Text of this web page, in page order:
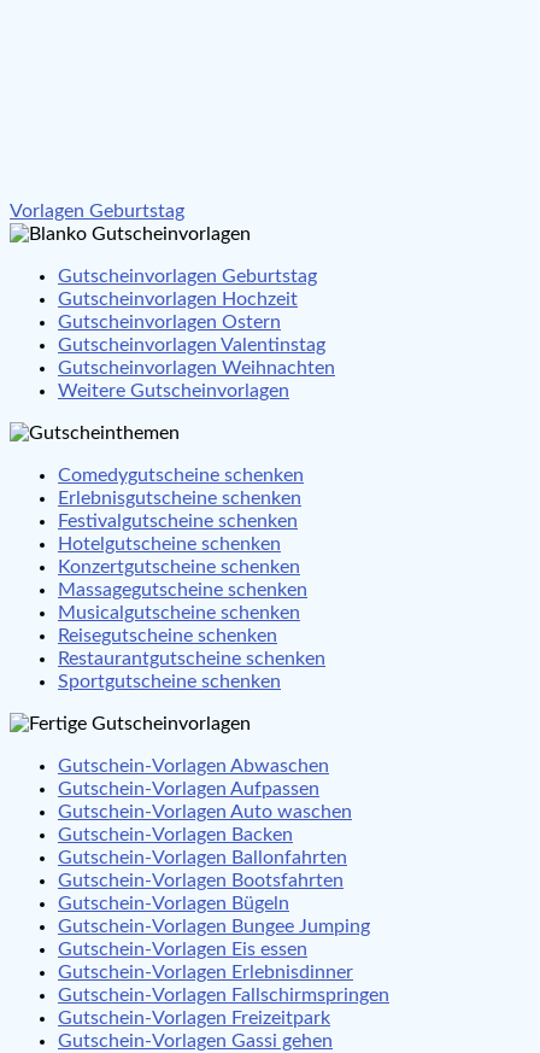
Beitragsnavigation
Vorlagen Geburtstag
Gutscheinvorlagen Geburtstag
Gutscheinvorlagen Hochzeit
Gutscheinvorlagen Ostern
Gutscheinvorlagen Valentinstag
Gutscheinvorlagen Weihnachten
Weitere Gutscheinvorlagen
Comedygutscheine schenken
Erlebnisgutscheine schenken
Festivalgutscheine schenken
Hotelgutscheine schenken
Konzertgutscheine schenken
Massagegutscheine schenken
Musicalgutscheine schenken
Reisegutscheine schenken
Restaurantgutscheine schenken
Sportgutscheine schenken
Gutschein-Vorlagen Abwaschen
Gutschein-Vorlagen Aufpassen
Gutschein-Vorlagen Auto waschen
Gutschein-Vorlagen Backen
Gutschein-Vorlagen Ballonfahrten
Gutschein-Vorlagen Bootsfahrten
Gutschein-Vorlagen Bügeln
Gutschein-Vorlagen Bungee Jumping
Gutschein-Vorlagen Eis essen
Gutschein-Vorlagen Erlebnisdinner
Gutschein-Vorlagen Fallschirmspringen
Gutschein-Vorlagen Freizeitpark
Gutschein-Vorlagen Gassi gehen